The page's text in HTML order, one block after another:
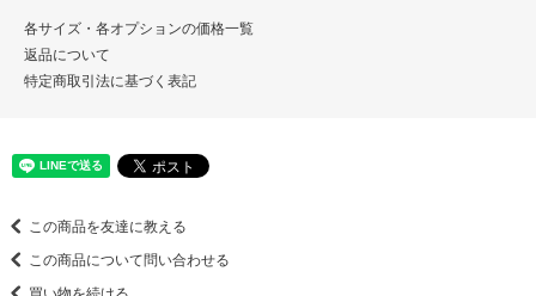
各サイズ・各オプションの価格一覧
返品について
特定商取引法に基づく表記
この商品を友達に教える
この商品について問い合わせる